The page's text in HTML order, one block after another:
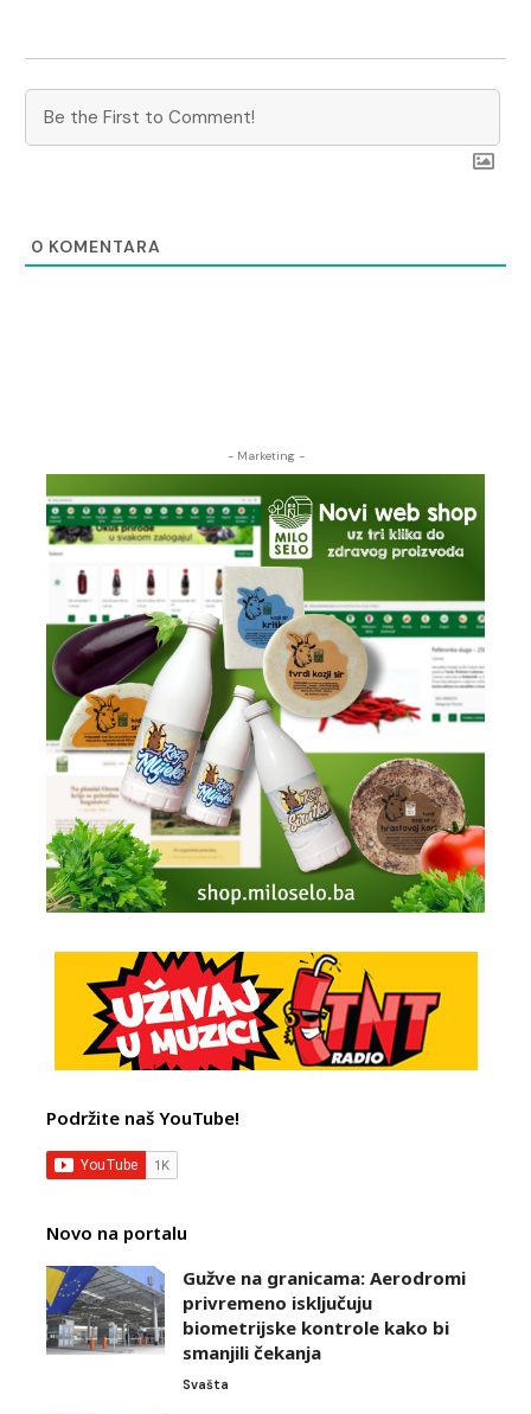
0 KOMENTARA
- Marketing -
Podržite naš YouTube!
Novo na portalu
Gužve na granicama: Aerodromi
privremeno isključuju
biometrijske kontrole kako bi
smanjili čekanja
Svašta